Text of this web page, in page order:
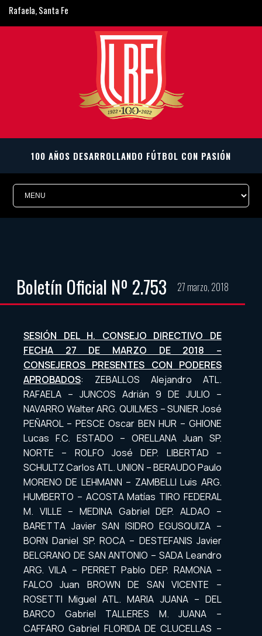
Rafaela, Santa Fe
ligarafaelina@gmail.com
Boletín Oficial Nº 2.753 27 marzo, 2018
SESIÓN DEL H. CONSEJO DIRECTIVO DE
FECHA 27 DE MARZO DE 2018 –
CONSEJEROS PRESENTES CON PODERES
APROBADOS: ZEBALLOS Alejandro ATL.
RAFAELA – JUNCOS Adrián 9 DE JULIO –
NAVARRO Walter ARG. QUILMES – SUNIER José
PEÑAROL – PESCE Oscar BEN HUR – GHIONE
Lucas F.C. ESTADO – ORELLANA Juan SP.
NORTE – ROLFO José DEP. LIBERTAD –
SCHULTZ Carlos ATL. UNION – BERAUDO Paulo
MORENO DE LEHMANN – ZAMBELLI Luis ARG.
HUMBERTO – ACOSTA Matías TIRO FEDERAL
M. VILLE – MEDINA Gabriel DEP. ALDAO –
BARETTA Javier SAN ISIDRO EGUSQUIZA –
BORN Daniel SP. ROCA – DESTEFANIS Javier
BELGRANO DE SAN ANTONIO – SADA Leandro
ARG. VILA – PERRET Pablo DEP. RAMONA –
FALCO Juan BROWN DE SAN VICENTE –
ROSETTI Miguel ATL. MARIA JUANA – DEL
BARCO Gabriel TALLERES M. JUANA –
CAFFARO Gabriel FLORIDA DE CLUCELLAS –